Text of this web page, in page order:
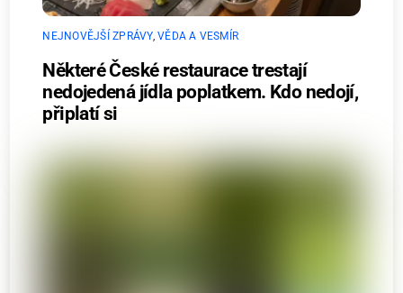
NEJNOVĚJŠÍ ZPRÁVY,VĚDA A VESMÍR
Některé České restaurace trestají
nedojedená jídla poplatkem. Kdo nedojí,
připlatí si